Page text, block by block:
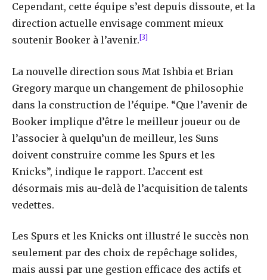
Cependant, cette équipe s’est depuis dissoute, et la
direction actuelle envisage comment mieux
soutenir Booker à l’avenir.[3]
La nouvelle direction sous Mat Ishbia et Brian
Gregory marque un changement de philosophie
dans la construction de l’équipe. “Que l’avenir de
Booker implique d’être le meilleur joueur ou de
l’associer à quelqu’un de meilleur, les Suns
doivent construire comme les Spurs et les
Knicks”, indique le rapport. L’accent est
désormais mis au-delà de l’acquisition de talents
vedettes.
Les Spurs et les Knicks ont illustré le succès non
seulement par des choix de repêchage solides,
mais aussi par une gestion efficace des actifs et